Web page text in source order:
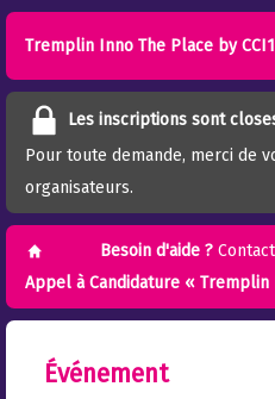
Tremplin Inno The Place by
Les inscriptions sont
Pour toute demande, merci de
organisateurs.
Besoin d'aide ?
Appel à Candidature « Tremplin
Événement